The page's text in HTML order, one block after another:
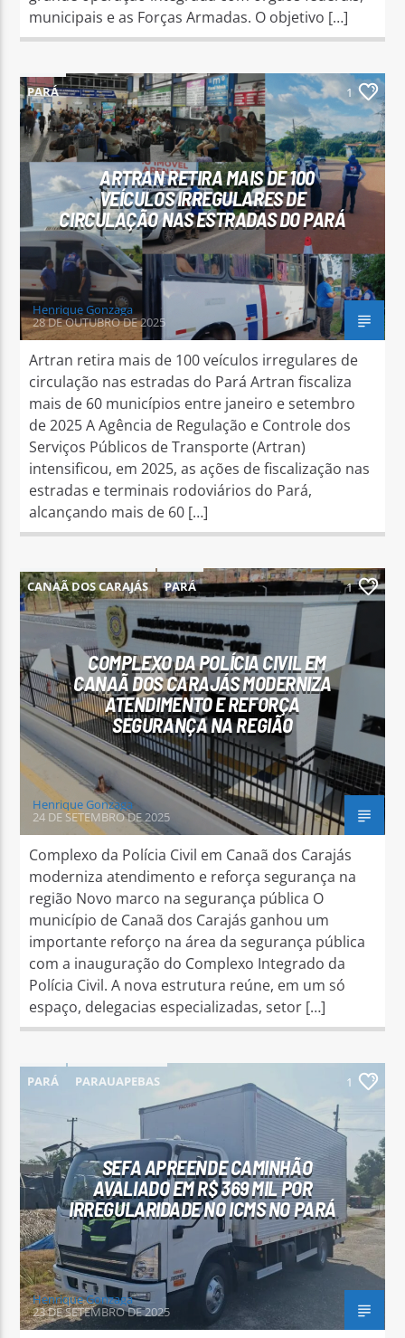
municipais e as Forças Armadas. O objetivo […]
PARÁ 1
ARTRAN RETIRA MAIS DE 100
VEÍCULOS IRREGULARES DE
CIRCULAÇÃO NAS ESTRADAS DO PARÁ
Henrique Gonzaga
28 DE OUTUBRO DE 2025
Artran retira mais de 100 veículos irregulares de
circulação nas estradas do Pará Artran fiscaliza
mais de 60 municípios entre janeiro e setembro
de 2025 A Agência de Regulação e Controle dos
Serviços Públicos de Transporte (Artran)
intensificou, em 2025, as ações de fiscalização nas
estradas e terminais rodoviários do Pará,
alcançando mais de 60 […]
CANAÃ DOS CARAJÁS PARÁ 1
COMPLEXO DA POLÍCIA CIVIL EM
CANAÃ DOS CARAJÁS MODERNIZA
ATENDIMENTO E REFORÇA
SEGURANÇA NA REGIÃO
Henrique Gonzaga
24 DE SETEMBRO DE 2025
Complexo da Polícia Civil em Canaã dos Carajás
moderniza atendimento e reforça segurança na
região Novo marco na segurança pública O
município de Canaã dos Carajás ganhou um
importante reforço na área da segurança pública
com a inauguração do Complexo Integrado da
Polícia Civil. A nova estrutura reúne, em um só
espaço, delegacias especializadas, setor […]
PARÁ PARAUAPEBAS 1
SEFA APREENDE CAMINHÃO
AVALIADO EM R$ 369 MIL POR
IRREGULARIDADE NO ICMS NO PARÁ
Henrique Gonzaga
23 DE SETEMBRO DE 2025